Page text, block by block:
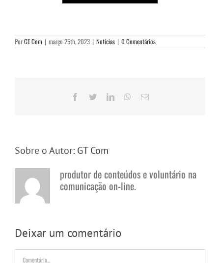
PorGT Com | março 25th, 2023 | Notícias | 0 Comentários
Facebook
TwitterLinkedInWhatsApp
E-
Sobre o Autor: GT Com
produtor de conteúdos e voluntário na
comunicação on-line.
Deixar um comentário
Comentário